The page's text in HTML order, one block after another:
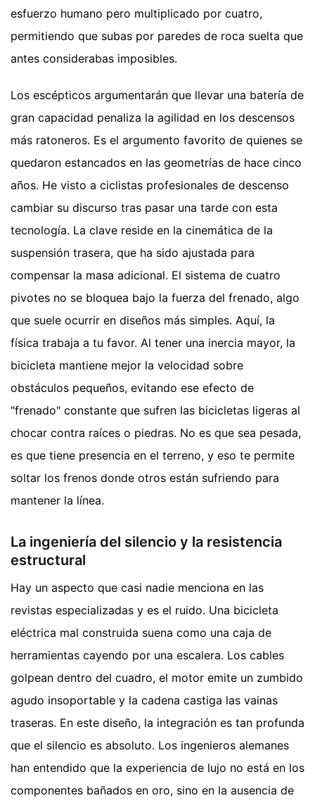
esfuerzo humano pero multiplicado por cuatro,
permitiendo que subas por paredes de roca suelta que
antes considerabas imposibles.
Los escépticos argumentarán que llevar una batería de
gran capacidad penaliza la agilidad en los descensos
más ratoneros. Es el argumento favorito de quienes se
quedaron estancados en las geometrías de hace cinco
años. He visto a ciclistas profesionales de descenso
cambiar su discurso tras pasar una tarde con esta
tecnología. La clave reside en la cinemática de la
suspensión trasera, que ha sido ajustada para
compensar la masa adicional. El sistema de cuatro
pivotes no se bloquea bajo la fuerza del frenado, algo
que suele ocurrir en diseños más simples. Aquí, la
física trabaja a tu favor. Al tener una inercia mayor, la
bicicleta mantiene mejor la velocidad sobre
obstáculos pequeños, evitando ese efecto de
"frenado" constante que sufren las bicicletas ligeras al
chocar contra raíces o piedras. No es que sea pesada,
es que tiene presencia en el terreno, y eso te permite
soltar los frenos donde otros están sufriendo para
mantener la línea.
La ingeniería del silencio y la resistencia
estructural
Hay un aspecto que casi nadie menciona en las
revistas especializadas y es el ruido. Una bicicleta
eléctrica mal construida suena como una caja de
herramientas cayendo por una escalera. Los cables
golpean dentro del cuadro, el motor emite un zumbido
agudo insoportable y la cadena castiga las vainas
traseras. En este diseño, la integración es tan profunda
que el silencio es absoluto. Los ingenieros alemanes
han entendido que la experiencia de lujo no está en los
componentes bañados en oro, sino en la ausencia de